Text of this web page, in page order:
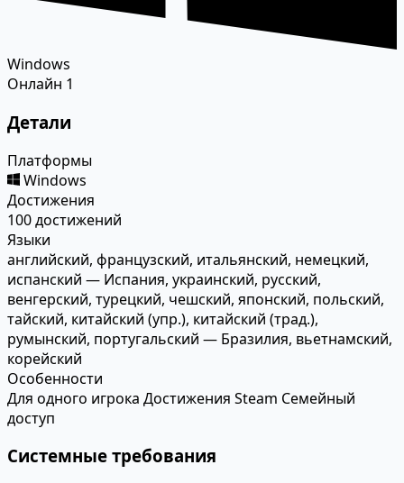
Windows
Онлайн 1
Детали
Платформы
Windows
Достижения
100 достижений
Языки
английский, французский, итальянский, немецкий,
испанский — Испания, украинский, русский,
венгерский, турецкий, чешский, японский, польский,
тайский, китайский (упр.), китайский (трад.),
румынский, португальский — Бразилия, вьетнамский,
корейский
Особенности
Для одного игрока Достижения Steam Семейный
доступ
Системные требования